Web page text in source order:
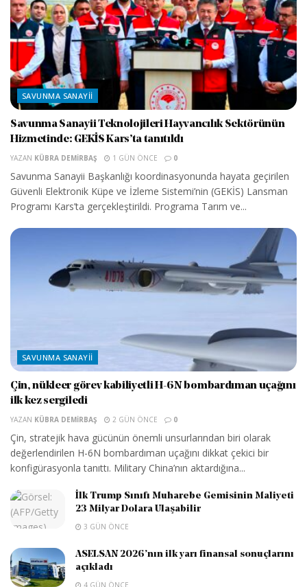
SAVUNMA SANAYII
Savunma Sanayii Teknolojileri Hayvancılık Sektörünün
Hizmetinde: GEKİS Kars’ta tanıtıldı
YAZAN KÜBRA DEMIRBAŞ 1 GÜN ÖNCE 0
Savunma Sanayii Başkanlığı koordinasyonunda hayata geçirilen
Güvenli Elektronik Küpe ve İzleme Sistemi’nin (GEKİS) Lansman
Programı Kars’ta gerçekleştirildi. Programa Tarım ve...
SAVUNMA SANAYII
Çin, nükleer görev kabiliyetli H-6N bombardıman uçağını
ilk kez sergiledi
YAZAN KÜBRA DEMIRBAŞ 2 GÜN ÖNCE 0
Çin, stratejik hava gücünün önemli unsurlarından biri olarak
değerlendirilen H-6N bombardıman uçağını dikkat çekici bir
konfigürasyonla tanıttı. Military China’nın aktardığına...
İlk Trump Sınıfı Muharebe Gemisinin Maliyeti
23 Milyar Dolara Ulaşabilir
3 GÜN ÖNCE
ASELSAN 2026’nın ilk yarı finansal sonuçlarını
açıkladı
4 GÜN ÖNCE